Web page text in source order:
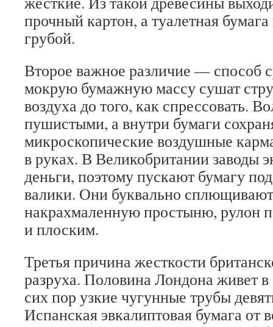
прочный картон, а туалетная бумага
грубой.
Второе важное различие — способ
мокрую бумажную массу сушат
воздуха до того, как спрессовать.
пушистыми, а внутри бумаги
микроскопические воздушные
в руках. В Великобритании заводы
деньги, поэтому пускают бумагу
валики. Они буквально
накрахмаленную простыню, рулон
и плоским.
Третья причина жесткости
разруха. Половина Лондона живет
сих пор узкие чугунные трубы
Испанская эвкалиптовая бумага от